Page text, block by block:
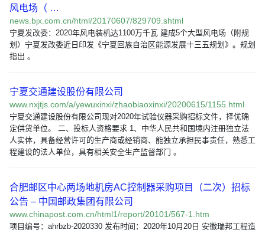
风电场（ …
news.bjx.com.cn/html/20170607/829709.shtml
宁夏发改委：2020年风电装机达1100万千瓦 建成5个大型风电场（附规
划）宁夏发改委近日印发《宁夏回族自治区能源发展十三五规划》。规划
指出 。
宁夏交通建设股份有限公司
www.nxjtjs.com/a/yewuxinxi/zhaobiaoxinxi/20200615/1155.html
宁夏交通建设股份有限公司现对2020年试验仪器采购招标文件，择优确
定供货单位。 二、投标人资格要求 1、中华人民共和国境内注册独立法
人实体，具备经营许可的生产商或经销商、能独立承担民事责任，熟悉工
程建设的法人单位，具有相关安全生产监督部门 。
合肥邮区中心两场地机房AC控制器采购项目（二次）招标
公告 – 中国邮政集团有限公司
www.chinapost.com.cn/html1/report/20101/567-1.htm
项目编号：ahrbzb-2020330 发布时间：2020年10月20日 安徽瑞邦工程造